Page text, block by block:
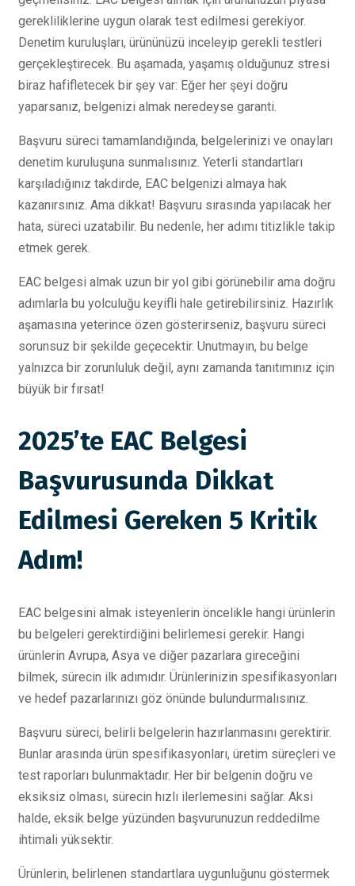
gerekliliklerine uygun olarak test edilmesi gerekiyor.
Denetim kuruluşları, ürününüzü inceleyip gerekli testleri
gerçekleştirecek. Bu aşamada, yaşamış olduğunuz stresi
biraz hafifletecek bir şey var: Eğer her şeyi doğru
yaparsanız, belgenizi almak neredeyse garanti.
Başvuru süreci tamamlandığında, belgelerinizi ve onayları
denetim kuruluşuna sunmalısınız. Yeterli standartları
karşıladığınız takdirde, EAC belgenizi almaya hak
kazanırsınız. Ama dikkat! Başvuru sırasında yapılacak her
hata, süreci uzatabilir. Bu nedenle, her adımı titizlikle takip
etmek gerek.
EAC belgesi almak uzun bir yol gibi görünebilir ama doğru
adımlarla bu yolculuğu keyifli hale getirebilirsiniz. Hazırlık
aşamasına yeterince özen gösterirseniz, başvuru süreci
sorunsuz bir şekilde geçecektir. Unutmayın, bu belge
yalnızca bir zorunluluk değil, aynı zamanda tanıtımınız için
büyük bir fırsat!
2025’te EAC Belgesi
Başvurusunda Dikkat
Edilmesi Gereken 5 Kritik
Adım!
EAC belgesini almak isteyenlerin öncelikle hangi ürünlerin
bu belgeleri gerektirdiğini belirlemesi gerekir. Hangi
ürünlerin Avrupa, Asya ve diğer pazarlara gireceğini
bilmek, sürecin ilk adımıdır. Ürünlerinizin spesifikasyonları
ve hedef pazarlarınızı göz önünde bulundurmalısınız.
Başvuru süreci, belirli belgelerin hazırlanmasını gerektirir.
Bunlar arasında ürün spesifikasyonları, üretim süreçleri ve
test raporları bulunmaktadır. Her bir belgenin doğru ve
eksiksiz olması, sürecin hızlı ilerlemesini sağlar. Aksi
halde, eksik belge yüzünden başvurunuzun reddedilme
ihtimali yüksektir.
Ürünlerin, belirlenen standartlara uygunluğunu göstermek